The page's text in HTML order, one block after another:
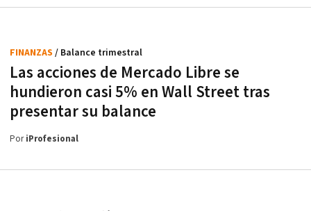
Las acciones de Mercado Libre se
hundieron casi 5% en Wall Street tras
presentar su balance
FINANZAS / Balance trimestral
PoriProfesional